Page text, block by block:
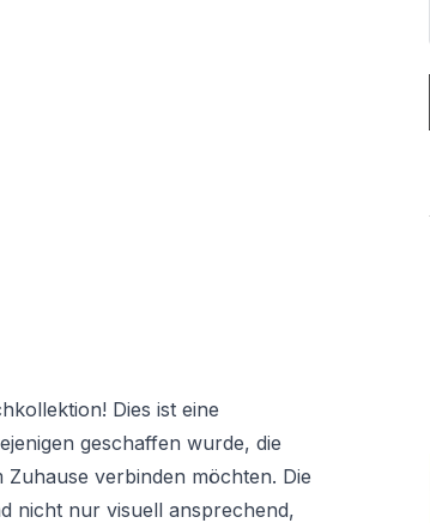
Dies ist eine
geschaffen wurde, die
verbinden möchten. Die
nicht nur visuell ansprechend,